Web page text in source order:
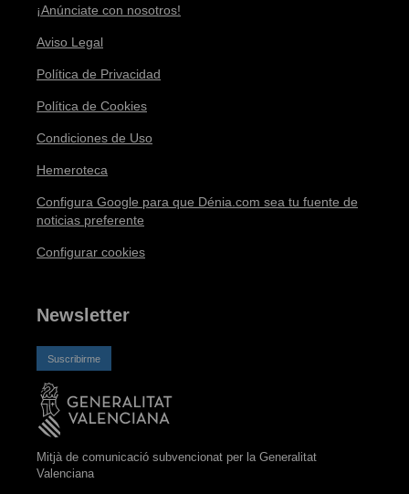
¡Anúnciate con nosotros!
Aviso Legal
Política de Privacidad
Política de Cookies
Condiciones de Uso
Hemeroteca
Configura Google para que Dénia.com sea tu fuente de
noticias preferente
Configurar cookies
Newsletter
Suscribirme
Mitjà de comunicació subvencionat per la Generalitat
Valenciana